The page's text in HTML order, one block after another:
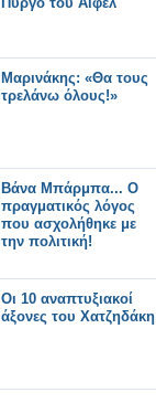
Μαρινάκης: «Θα τους
τρελάνω όλους!»
Βάνα Μπάρμπα... Ο
πραγματικός λόγος
που ασχολήθηκε με
την πολιτική!
Οι 10 αναπτυξιακοί
άξονες του Χατζηδάκη